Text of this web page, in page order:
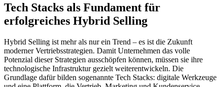
Tech Stacks als Fundament für
erfolgreiches Hybrid Selling
Hybrid Selling ist mehr als nur ein Trend – es ist die Zukunft
moderner Vertriebsstrategien. Damit Unternehmen das volle
Potenzial dieser Strategien ausschöpfen können, müssen sie ihre
technologische Infrastruktur gezielt weiterentwickeln. Die
Grundlage dafür bilden sogenannte Tech Stacks: digitale Werkzeuge